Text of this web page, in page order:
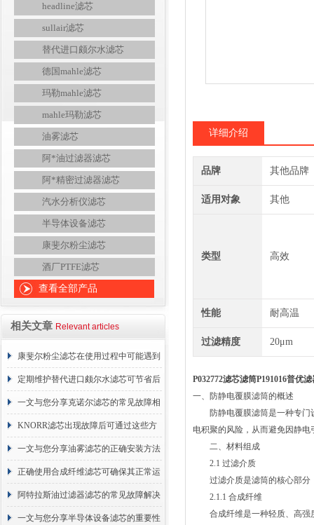
headline滤芯
sullair滤芯
替代进口颇尔水滤芯
德国mahle滤芯
玛勒mahle滤芯
mahle玛勒滤芯
油雾滤芯
阿*油过滤器滤芯
阿*精密过滤器滤芯
汽水分析仪滤芯
半导体设备滤芯
康斐尔粉尘滤芯
酒厂PTFE滤芯
查看全部产品
相关文章 Relevant articles
康斐尔粉尘滤芯在使用过程中可能遇到
的故障相应解决方法分享
定期维护替代进口颇尔水滤芯可节省后
续更换成本
一文与您分享克诺尔滤芯的常见故障相
应解决方法
KNORR滤芯出现故障后可通过这些方
法解决
一文与您分享油雾滤芯的正确安装方法
正确使用合成纤维滤芯可确保其正常运
行
阿特拉斯油过滤器滤芯的常见故障解决
方法介绍
一文与您分享半导体设备滤芯的重要性
详细介绍
品牌 其他品牌
适用对象 其他
类型 高效
性能 耐高温
过滤精度 20μm
P032772滤芯滤筒P191016普优
一、防静电覆膜滤筒的概述
防静电覆膜滤筒是一种专门设
电积聚的风险，从而避免因静
二、材料组成
2.1 过滤介质
过滤介质是滤筒的核心部分
2.1.1 合成纤维
合成纤维是一种轻质、高强